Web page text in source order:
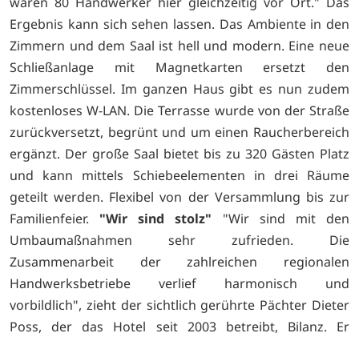
Ergebnis kann sich sehen lassen. Das Ambiente in den
Zimmern und dem Saal ist hell und modern. Eine neue
Schließanlage mit Magnetkarten ersetzt den
Zimmerschlüssel. Im ganzen Haus gibt es nun zudem
kostenloses W-LAN. Die Terrasse wurde von der Straße
zurückversetzt, begrünt und um einen Raucherbereich
ergänzt. Der große Saal bietet bis zu 320 Gästen Platz
und kann mittels Schiebeelementen in drei Räume
geteilt werden. Flexibel von der Versammlung bis zur
Familienfeier. "Wir sind stolz" "Wir sind mit den
Umbaumaßnahmen sehr zufrieden. Die
Zusammenarbeit der zahlreichen regionalen
Handwerksbetriebe verlief harmonisch und
vorbildlich", zieht der sichtlich gerührte Pächter Dieter
Poss, der das Hotel seit 2003 betreibt, Bilanz. Er